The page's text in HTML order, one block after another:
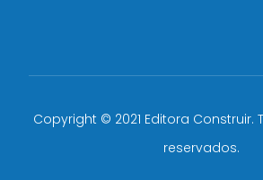
Copyright © 2021 Editora Construir.
reservados.